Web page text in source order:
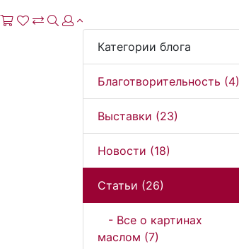
Категории блога
Благотворительность (4)
Выставки (23)
Новости (18)
Статьи (26)
- Все о картинах
маслом (7)